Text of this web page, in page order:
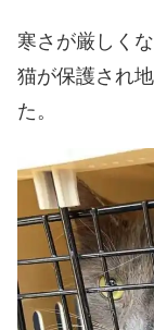
寒さが厳しく
猫が保護され
た。